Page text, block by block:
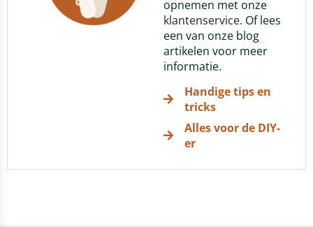
opnemen met onze
klantenservice. Of lees
een van onze blog
artikelen voor meer
informatie.
Handige tips en
tricks
Alles voor de DIY-
er